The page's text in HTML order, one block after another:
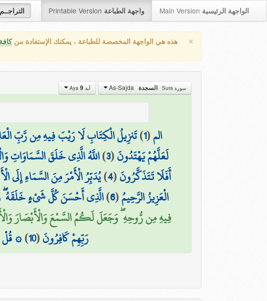
التراجــم Printable Version واجهة الطباعة Main Version الواجهة الرئيسية
× هذه هي الواجهة المخصصة للطباعة ، يمكنك الإستفادة من
سورة Sura السجدة آية Aya 9
الم(
1
)تَنزِيلُ الْكِتَابِ لَا رَيْبَ فِيهِ مِن رَّبِّ
لَعَلَّهُمْ يَهْتَدُونَ(
3
)اللَّهُ الَّذِي خَلَقَ السَّمَاوَاتِ
أَفَلَا تَتَذَكَّرُونَ(
4
)يُدَبِّرُ الْأَمْرَ مِنَ السَّمَاءِ
الْعَزِيزُ الرَّحِيمُ(
6
)الَّذِي أَحْسَنَ كُلَّ شَيْءٍ خَلَقَهُ
فِيهِ مِن رُّوحِهِ ۖ وَجَعَلَ لَكُمُ السَّمْعَ وَالْأَبْصَارَ
رَبِّهِمْ كَافِرُونَ(
10
)۞ قُلْ